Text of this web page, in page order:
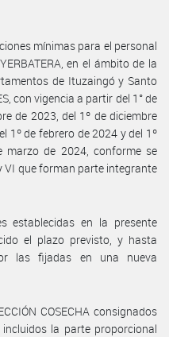
mínimas para el personal
en el ámbito de la
de Ituzaingó y Santo
con vigencia a partir del 1° de
de 2023, del 1º de diciembre
1º de febrero de 2024 y del 1º
de 2024, conforme se
VI que forman parte integrante
establecidas en la presente
el plazo previsto, y hasta
las fijadas en una nueva
COSECHA consignados
la parte proporcional